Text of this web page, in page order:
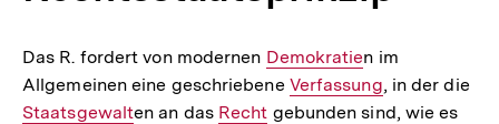
Das R. fordert von modernen Interner
Link:
Demokratien im
Allgemeinen eine geschriebene Interner
Link:
Verfassung, in der die
Staatsgewalten an das Interner
Recht gebunden sind, wie es